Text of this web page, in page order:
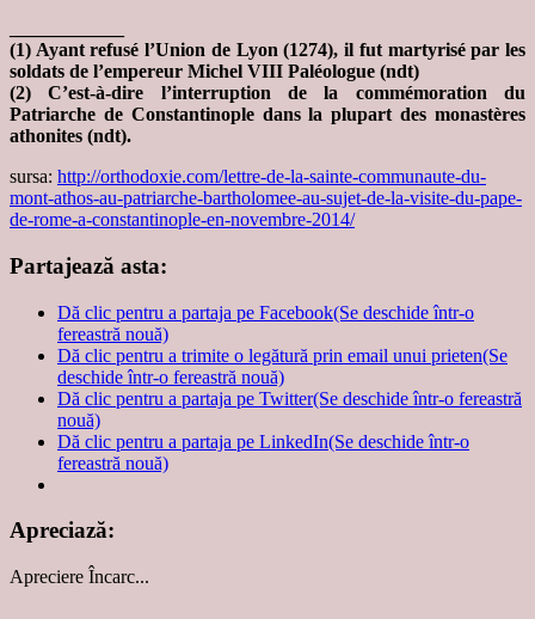
(1) Ayant refusé l’Union de Lyon (1274), il fut martyrisé par les
soldats de l’empereur Michel VIII Paléologue (ndt)
(2) C’est-à-dire l’interruption de la commémoration du
Patriarche de Constantinople dans la plupart des monastères
athonites (ndt).
sursa: http://orthodoxie.com/lettre-de-la-sainte-communaute-du-
mont-athos-au-patriarche-bartholomee-au-sujet-de-la-visite-du-pape-
de-rome-a-constantinople-en-novembre-2014/
Partajează asta:
Dă clic pentru a partaja pe Facebook(Se deschide într-o
fereastră nouă)
Dă clic pentru a trimite o legătură prin email unui prieten(Se
deschide într-o fereastră nouă)
Dă clic pentru a partaja pe Twitter(Se deschide într-o fereastră
nouă)
Dă clic pentru a partaja pe LinkedIn(Se deschide într-o
fereastră nouă)
Apreciază:
Apreciere Încarc...